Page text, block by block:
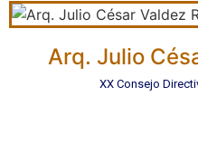
Arq. Julio
XX Consejo